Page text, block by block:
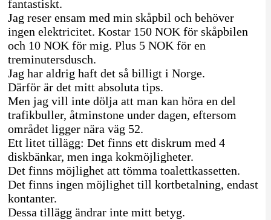
fantastiskt.
Jag reser ensam med min skåpbil och behöver
ingen elektricitet. Kostar 150 NOK för skåpbilen
och 10 NOK för mig. Plus 5 NOK för en
treminutersdusch.
Jag har aldrig haft det så billigt i Norge.
Därför är det mitt absoluta tips.
Men jag vill inte dölja att man kan höra en del
trafikbuller, åtminstone under dagen, eftersom
området ligger nära väg 52.
Ett litet tillägg: Det finns ett diskrum med 4
diskbänkar, men inga kokmöjligheter.
Det finns möjlighet att tömma toalettkassetten.
Det finns ingen möjlighet till kortbetalning, endast
kontanter.
Dessa tillägg ändrar inte mitt betyg.